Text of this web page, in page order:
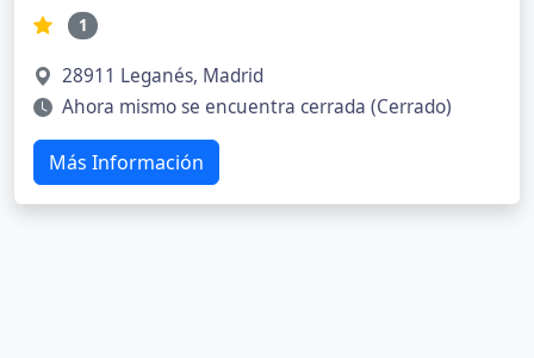
1
28911 Leganés, Madrid
Ahora mismo se encuentra cerrada (Cerrado)
Más Información